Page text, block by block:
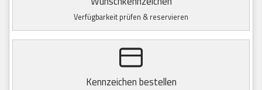
Verfügbarkeit prüfen & reservieren
Kennzeichen bestellen